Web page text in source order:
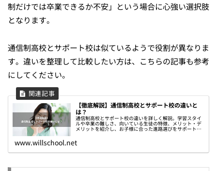
制だけでは卒業できるか不安」という場合に心強い選択肢
となります。
通信制高校とサポート校は似ているようで役割が異なりま
す。違いを整理して比較したい方は、こちらの記事も参考
にしてください。
【徹底解説】通信制高校とサポート校の違いと
は？
通信制高校とサポート校の違いを詳しく解説。学習スタイ
ルや卒業の難しさ、向いている生徒の特徴、メリット・デ
メリットを紹介し、お子様に合った進路選びをサポートし
www.willschool.net